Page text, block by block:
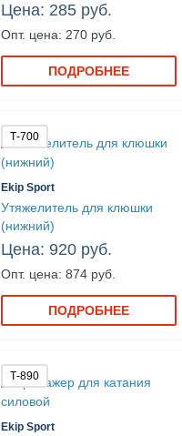
Цена: 285 руб.
Опт. цена: 270 руб.
ПОДРОБНЕЕ
Т-700
Ekip Sport
Утяжелитель для клюшки
(нижний)
Цена: 920 руб.
Опт. цена: 874 руб.
ПОДРОБНЕЕ
Т-890
Ekip Sport